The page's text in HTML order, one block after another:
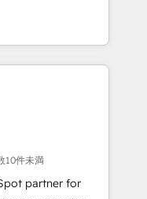
enterprise
Impact
Excellence Impact
🏆2019
🏆2019
Award 🏆
Award 🏆2017
10件未満
partner for